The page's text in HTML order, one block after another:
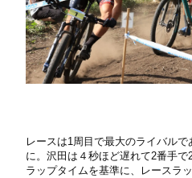
レースは1周目で最大のライバル
に。沢田は４秒ほど遅れて2番手
ラップタイムを基準に、レースラ